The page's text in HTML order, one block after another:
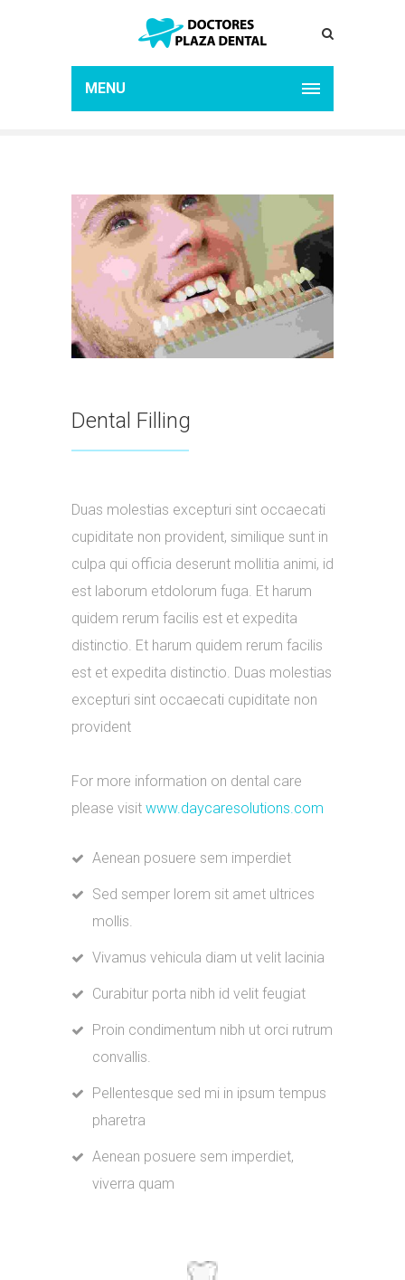
MENU
Dental Filling
Duas molestias excepturi sint occaecati
cupiditate non provident, similique sunt in
culpa qui officia deserunt mollitia animi, id
est laborum etdolorum fuga. Et harum
quidem rerum facilis est et expedita
distinctio. Et harum quidem rerum facilis
est et expedita distinctio. Duas molestias
excepturi sint occaecati cupiditate non
provident
For more information on dental care
please visit www.daycaresolutions.com
Aenean posuere sem imperdiet
Sed semper lorem sit amet ultrices
mollis.
Vivamus vehicula diam ut velit lacinia
Curabitur porta nibh id velit feugiat
Proin condimentum nibh ut orci rutrum
convallis.
Pellentesque sed mi in ipsum tempus
pharetra
Aenean posuere sem imperdiet,
viverra quam